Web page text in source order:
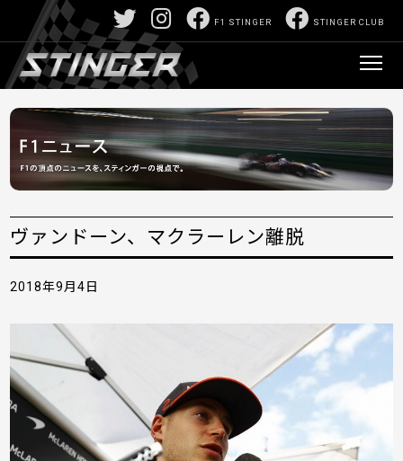
STINGER CLUB
F1 STINGER
ヴァンドーン、マクラーレン離脱
2018年9月4日